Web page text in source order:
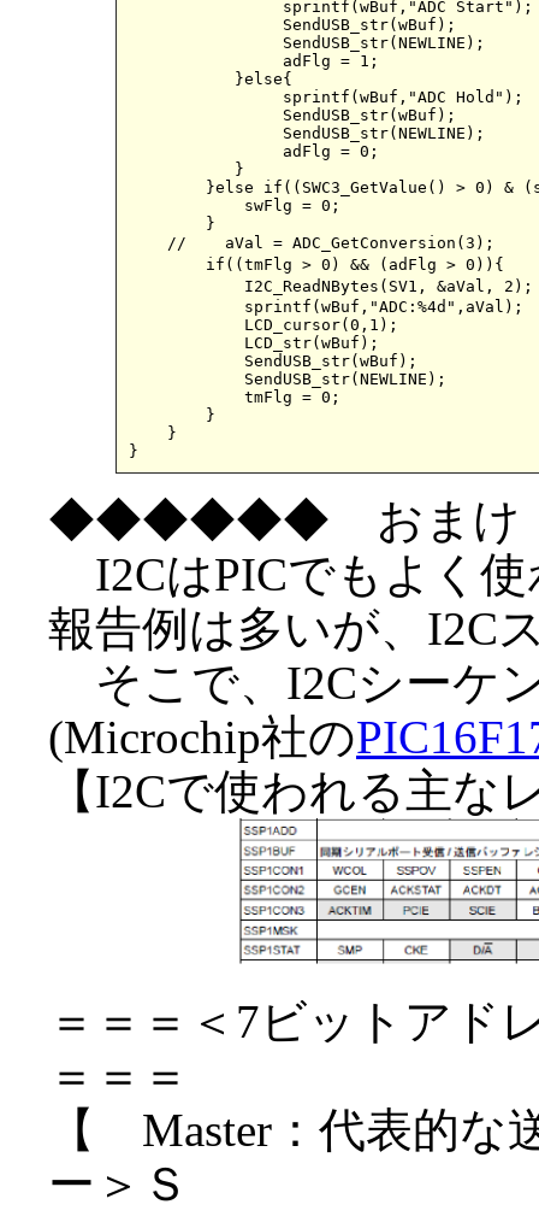
           }else{
           }
}else if((SWC3_GetValue() > 0) &
            swFlg = 0;
        }
    //    aVal = ADC_GetConversion(3);			//マスターのADCは使わないのでコメントに
        if((tmFlg > 0) && (adFlg > 0)){			//tmFlgとadFlgが1なら１秒ごとに以下を実行
    }
}
◆◆◆◆◆◆ おま
I2CはPICでもよく使
報告例は多いが、I2C
そこで、I2Cシーケ
(Microchip社の
【I2Cで使われる主な
＝＝＝＜7ビットアド
＝＝＝
【 Master：代表的
ー＞Ｓ